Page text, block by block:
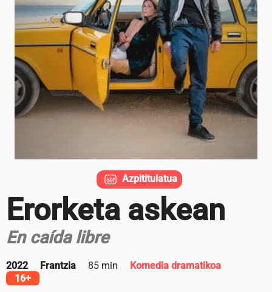
Erorketa askean
En caída libre
2022 Frantzia 85 min
Komedia dramatikoa
16+
Azpititulatua